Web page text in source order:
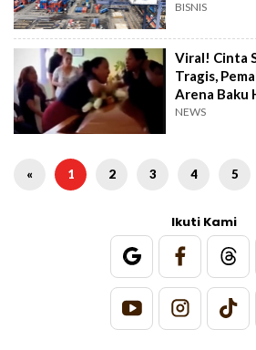
BISNIS
Viral! Cinta
Tragis,
Arena Baku
NEWS
« 1 2 3 4 5
Ikuti Kami